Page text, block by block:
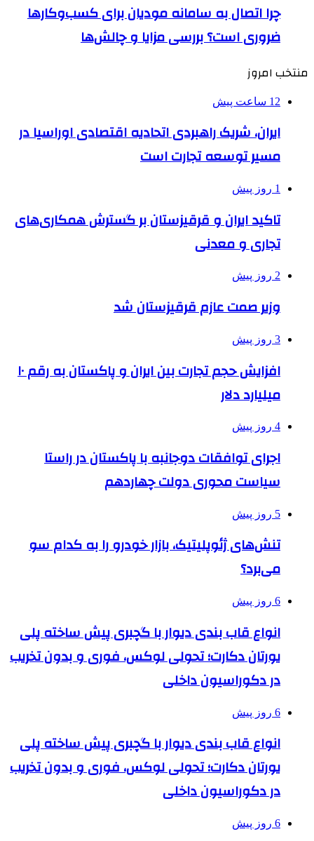
چرا اتصال به سامانه مودیان برای کسب‌وکارها
ضروری است؟ بررسی مزایا و چالش‌ها
منتخب امروز
12 ساعت پیش
ایران، شریک راهبردی اتحادیه اقتصادی اوراسیا در
مسیر توسعه تجارت است
1 روز پیش
تاکید ایران و قرقیزستان بر گسترش همکاری‌های
تجاری و معدنی
2 روز پیش
وزیر صمت عازم قرقیزستان شد
3 روز پیش
افزایش حجم تجارت بین ایران و پاکستان به رقم ۱۰
میلیارد دلار
4 روز پیش
اجرای توافقات دوجانبه با پاکستان در راستا
سیاست محوری دولت چهاردهم
5 روز پیش
تنش‌های ژئوپلیتیک، بازار خودرو را به کدام سو
می‌برد؟
6 روز پیش
انواع قاب بندی دیوار با گچبری پیش ساخته پلی
یورتان دکارت؛ تحولی لوکس، فوری و بدون تخریب
در دکوراسیون داخلی
6 روز پیش
انواع قاب بندی دیوار با گچبری پیش ساخته پلی
یورتان دکارت؛ تحولی لوکس، فوری و بدون تخریب
در دکوراسیون داخلی
6 روز پیش